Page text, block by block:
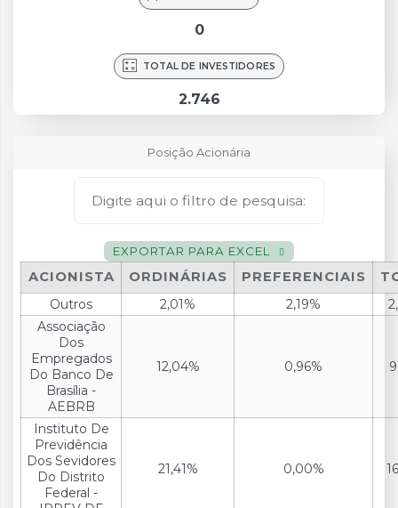
0
TOTAL DE INVESTIDORES
2.746
Posição Acionária
EXPORTAR PARA EXCEL
ACIONISTA ORDINÁRIAS PREFERENCIAIS
Outros
2,01% 2,19%
Associação
Dos
Empregados
Do Banco De
Brasília -
AEBRB
12,04% 0,96%
Instituto De
Previdência
Dos Sevidores
Do Distrito
Federal -
21,41% 0,00%